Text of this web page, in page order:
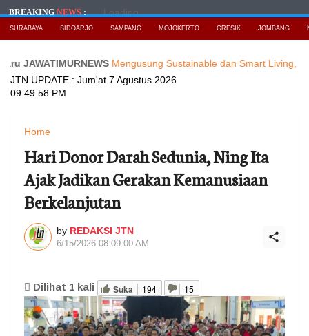
BREAKINGNEWS: Loading...
SURABAYA SIDOARJO SAMPANG MOJOKERTO GRESIK JOMBANG
Mengusung Sustainable dan Smart Living,
JTN UPDATE : Jum'at 7 Agustus 2026
09:49:59 PM
Home
Hari Donor Darah Sedunia, Ning Ita
Ajak Jadikan Gerakan Kemanusiaan
Berkelanjutan
by REDAKSI JTN
6/15/2026 08:09:00 AM
Dilihat 1 kali Suka 194 15